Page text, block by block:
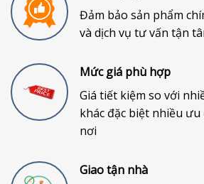
Đảm bảo sản phẩm
và dịch vụ tư vấn tận
Mức giá phù hợp
Giá tiết kiệm so với
khác đặc biệt nhiều
nơi
Giao tận nhà